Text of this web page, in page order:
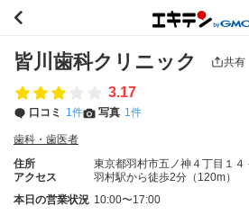
皆川歯科クリニック 共有
3.17
口コミ 1件 写真 1件
歯科・歯医者
住所
東京都羽村市五ノ神４丁目１４
アクセス
羽村駅から徒歩2分（120m）
本日の営業状況 10:00〜17:00